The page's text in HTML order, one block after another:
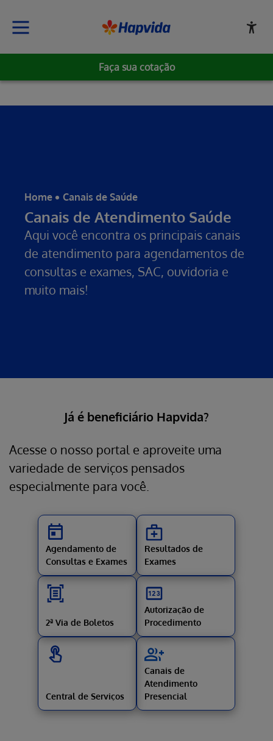
Faça sua cotação
Home Canais de Saúde
Canais de Atendimento Saúde
Aqui você encontra os principais canais
de atendimento para agendamentos de
consultas e exames, SAC, ouvidoria e
muito mais!
Já é beneficiário Hapvida?
Acesse o nosso portal e aproveite uma
variedade de serviços pensados
especialmente para você.
Agendamento de
Consultas e Exames
Resultados de
Exames
2ª Via de Boletos
Autorização de
Procedimento
Central de Serviços
Canais de
Atendimento
Presencial